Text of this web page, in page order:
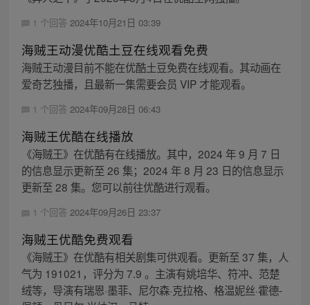
1 个回答 2024年10月21日 03:39
海贼王动漫优酷土豆在线观看免费
海贼王动漫目前不能在优酷土豆免费在线观看。其动画在
爱奇艺独播，且最新一集需要会员 VIP 才能观看。
1 个回答 2024年09月28日 06:43
海贼王优酷在线播放
《海贼王》在优酷有在线播放。其中，2024 年 9 月 7 日
的信息显示更新至 26 集；2024 年 8 月 23 日的信息显示
更新至 28 集。您可以前往优酷进行观看。
1 个回答 2024年09月26日 23:37
海贼王优酷免费观看
《海贼王》在优酷有相关剧集可供观看。更新至 37 集，人
气为 191021，评分为 7.9 。主演有姚培华、符冲、范楚
绒等，导演有瑞恩·墨菲、尼尔森·克拉格、格温妮丝·霍德-